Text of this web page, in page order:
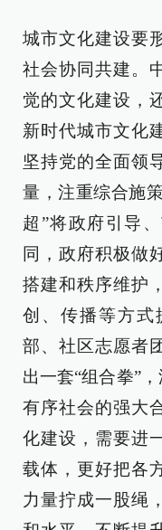
城市文化建设要
社会协同共建。
觉的文化建设，
新时代城市文化
坚持党的全面领
量，注重综合施
超”将政府引导
同，政府积极做
搭建和秩序维护
创、传播等方式
部、社区志愿者
出一套“组合拳”
有序社会的强大
化建设，需要进
载体，更好把各
力量拧成一股绳